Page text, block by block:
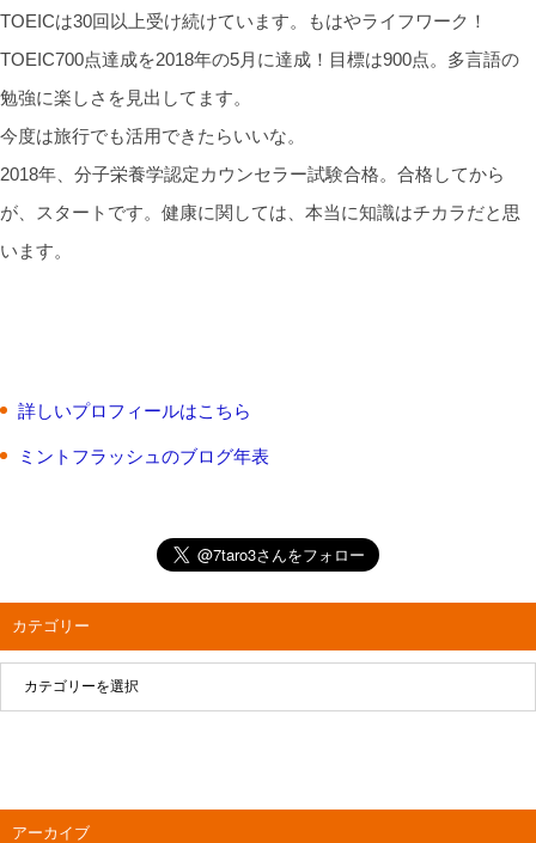
TOEICは30回以上受け続けています。もはやライフワーク！
TOEIC700点達成を2018年の5月に達成！目標は900点。多言語の
勉強に楽しさを見出してます。
今度は旅行でも活用できたらいいな。
2018年、分子栄養学認定カウンセラー試験合格。合格してから
が、スタートです。健康に関しては、本当に知識はチカラだと思
います。
詳しいプロフィールはこちら
ミントフラッシュのブログ年表
カテゴリー
アーカイブ